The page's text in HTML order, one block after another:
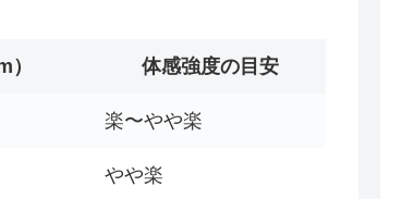
体感強度の目安
楽〜やや楽
やや楽